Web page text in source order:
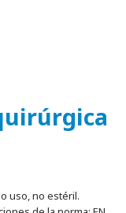
uso, no estéril.